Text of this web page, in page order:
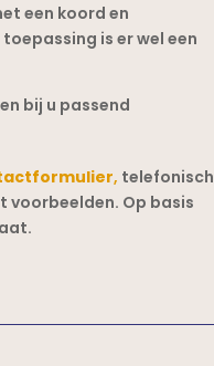
een koord en
is er wel een
bij u passend
, telefonisch
voorbeelden. Op basis